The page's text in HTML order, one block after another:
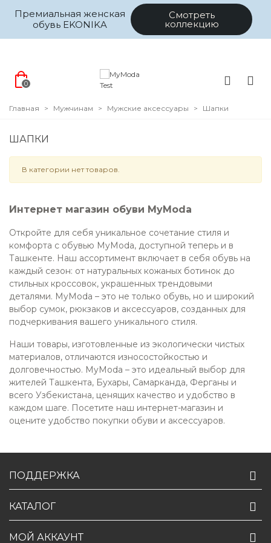
Премиальная женская
обувь EKONIKA
Смотреть
коллекцию
0
Главная > Мужчинам > Мужские аксессуары > Шапки
ШАПКИ
В категории нет товаров.
Интернет магазин обуви MyModa
Откройте для себя уникальное сочетание стиля и
комфорта с обувью MyModa, доступной теперь и в
Ташкенте. Наш ассортимент включает в себя обувь на
каждый сезон: от натуральных кожаных ботинок до
стильных кроссовок, украшенных трендовыми
деталями. MyModa – это не только обувь, но и широкий
выбор сумок, рюкзаков и аксессуаров, созданных для
подчеркивания вашего уникального стиля.
Наши товары, изготовленные из экологически чистых
материалов, отличаются износостойкостью и
долговечностью. MyModa – это идеальный выбор для
жителей Ташкента, Бухары, Самарканда, Ферганы и
всего Узбекистана, ценящих качество и удобство в
каждом шаге. Посетите наш интернет-магазин и
оцените удобство покупки обуви и аксессуаров.
ПОДДЕРЖКА
КАТАЛОГ
МОЙ АККАУНТ